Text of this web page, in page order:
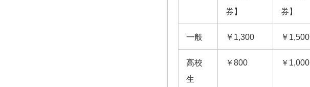
券】
券】
一般 ￥1,300 ￥1,500
高校
生
￥800 ￥1,000